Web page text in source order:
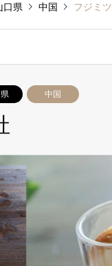
口県 中国 フジミ
中国